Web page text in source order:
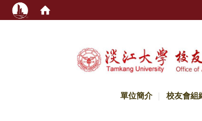
單位簡介 校友會組